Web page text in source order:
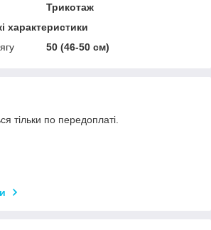
Трикотаж
характеристики
50 (46-50 см)
тільки по передоплаті.